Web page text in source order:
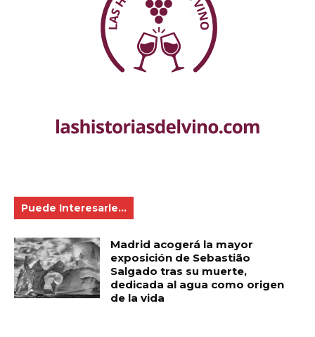
Puede Interesarle...
Madrid acogerá la mayor
exposición de Sebastião
Salgado tras su muerte,
dedicada al agua como origen
de la vida